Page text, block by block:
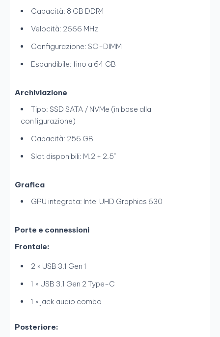
Capacità: 8 GB DDR4
Velocità: 2666 MHz
Configurazione: SO-DIMM
Espandibile: fino a 64 GB
Archiviazione
Tipo: SSD SATA / NVMe (in base alla
configurazione)
Capacità: 256 GB
Slot disponibili: M.2 + 2.5”
Grafica
GPU integrata: Intel UHD Graphics 630
Porte e connessioni
Frontale:
2 × USB 3.1 Gen 1
1 × USB 3.1 Gen 2 Type-C
1 × jack audio combo
Posteriore: